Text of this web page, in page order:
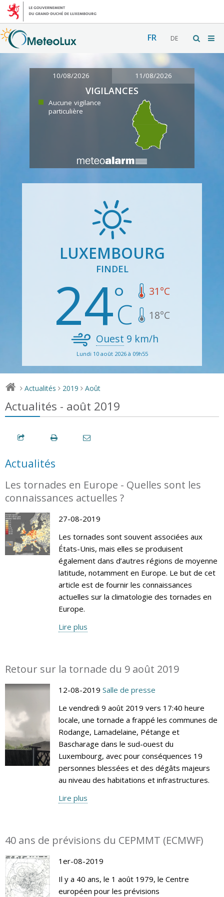
FR DE
10/08/2026 11/08/2026
VIGILANCES
Aucune vigilance
particulière
LUXEMBOURG
FINDEL
24 31°C
18°C
Ouest 9 km/h
Lundi 10 août 2026 à 09h55
> Actualités > 2019 > Août
Actualités - août 2019
Actualités
Les tornades en Europe - Quelles sont les
connaissances actuelles ?
27-08-2019
Les tornades sont souvent associées aux
États-Unis, mais elles se produisent
également dans d’autres régions de moyenne
latitude, notamment en Europe. Le but de cet
article est de fournir les connaissances
actuelles sur la climatologie des tornades en
Europe.
Lire plus
Retour sur la tornade du 9 août 2019
12-08-2019 Salle de presse
Le vendredi 9 août 2019 vers 17:40 heure
locale, une tornade a frappé les communes de
Rodange, Lamadelaine, Pétange et
Bascharage dans le sud-ouest du
Luxembourg, avec pour conséquences 19
personnes blessées et des dégâts majeurs
au niveau des habitations et infrastructures.
Lire plus
40 ans de prévisions du CEPMMT (ECMWF)
1er-08-2019
Il y a 40 ans, le 1 août 1979, le Centre
européen pour les prévisions